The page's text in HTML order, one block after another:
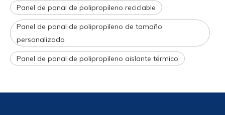
Panel de panal de polipropileno reciclable
Panel de panal de polipropileno de tamaño
personalizado
Panel de panal de polipropileno aislante térmico